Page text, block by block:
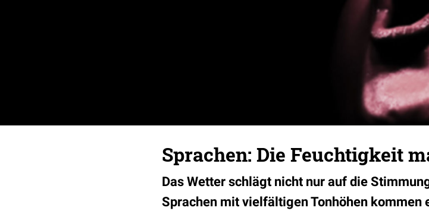
Sprachen: Die Feuchtigkeit
Das Wetter schlägt nicht nur auf die
Sprachen mit vielfältigen Tonhöhen kommen